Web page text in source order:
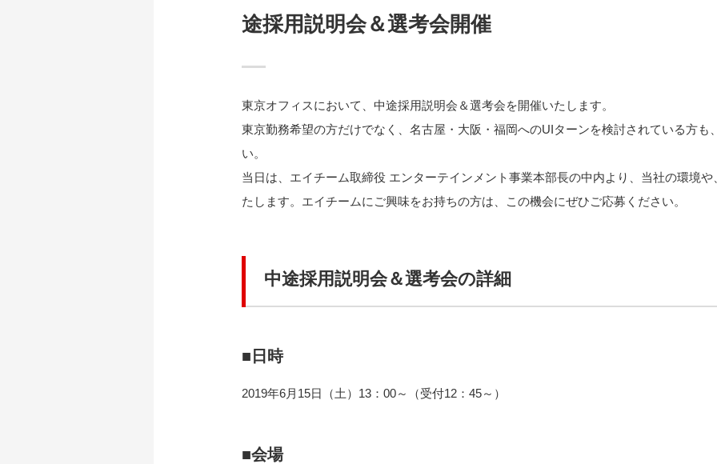
途採用説明会＆選考会開催
東京オフィスにおいて、中途採用説明会＆選考会を開催いたします。
東京勤務希望の方だけでなく、名古屋・大阪・福岡へのUIターンを検討されている方も
い。
当日は、エイチーム取締役 エンターテインメント事業本部長の中内より、当社の環境
たします。エイチームにご興味をお持ちの方は、この機会にぜひご応募ください。
中途採用説明会＆選考会の詳細
■日時
2019年6月15日（土）13：00～（受付12：45～）
■会場